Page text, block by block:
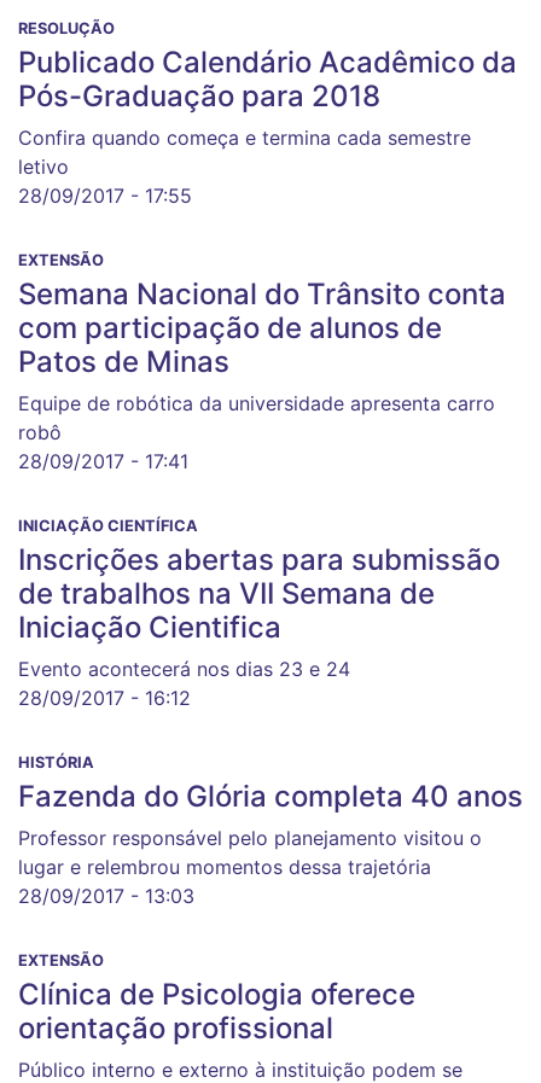
RESOLUÇÃO
Publicado Calendário Acadêmico da
Pós-Graduação para 2018
Confira quando começa e termina cada semestre
letivo
28/09/2017 - 17:55
EXTENSÃO
Semana Nacional do Trânsito conta
com participação de alunos de
Patos de Minas
Equipe de robótica da universidade apresenta carro
robô
28/09/2017 - 17:41
INICIAÇÃO CIENTÍFICA
Inscrições abertas para submissão
de trabalhos na VII Semana de
Iniciação Cientifica
Evento acontecerá nos dias 23 e 24
28/09/2017 - 16:12
HISTÓRIA
Fazenda do Glória completa 40 anos
Professor responsável pelo planejamento visitou o
lugar e relembrou momentos dessa trajetória
28/09/2017 - 13:03
EXTENSÃO
Clínica de Psicologia oferece
orientação profissional
Público interno e externo à instituição podem se